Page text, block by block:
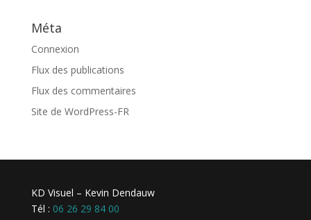
Méta
Connexion
Flux des publications
Flux des commentaires
Site de WordPress-FR
KD Visuel – Kevin Dendauw
Tél : 06 26 29 84 00